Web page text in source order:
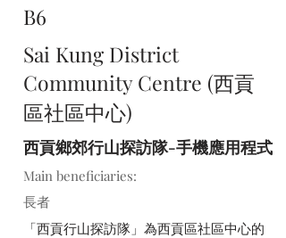
B6
Sai Kung District
Community Centre (西貢
區社區中心)
西貢鄉郊行山探訪隊-手機應用程式
Main beneficiaries:
長者
「西貢行山探訪隊」為西貢區社區中心的